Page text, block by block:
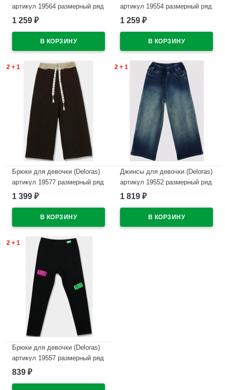
артикул 19564 размерный ряд
26/98-32/128 цвет черный
1 259 ₽
артикул 19554 размерный ряд
26/98-32/128 цвет фуксия
1 259 ₽
2 + 1
Брюки для девочки (Deloras)
артикул 19577 размерный ряд
26/98-32/128 цвет коричневый
1 399 ₽
2 + 1
Джинсы для девочки (Deloras)
артикул 19552 размерный ряд
26/98-32/128 цвет синий
1 819 ₽
2 + 1
Брюки для девочки (Deloras)
артикул 19557 размерный ряд
26/98-32/128 цвет черный
839 ₽